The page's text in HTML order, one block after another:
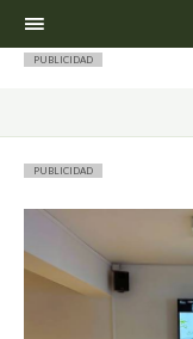
PUBLICIDAD
PUBLICIDAD